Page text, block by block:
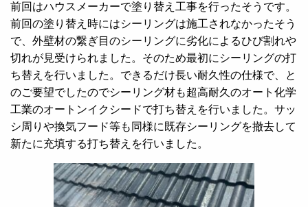
前回はハウスメーカーで塗り替え工事を行ったそうです。
前回の塗り替え時にはシーリングは施工されなかったそう
で、外壁材の繋ぎ目のシーリングに劣化によるひび割れや
切れが見受けられました。そのため最初にシーリングの打
ち替えを行いました。できるだけ長い耐久性の仕様で、と
のご要望でしたのでシーリング材も超高耐久のオート化学
工業のオートンイクシードで打ち替えを行いました。サッ
シ周りや換気フード等も同様に既存シーリングを撤去して
新たに充填する打ち替えを行いました。